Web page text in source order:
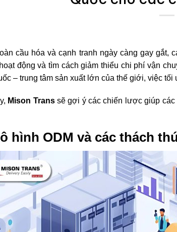
cầu hóa và cạnh tranh ngày càng gay gắt,
động và tìm cách giảm thiểu chi phí vận
– trung tâm sản xuất lớn của thế giới, việc
Mison Transsẽ gợi ý các chiến lược giúp các
hình ODM và các thách